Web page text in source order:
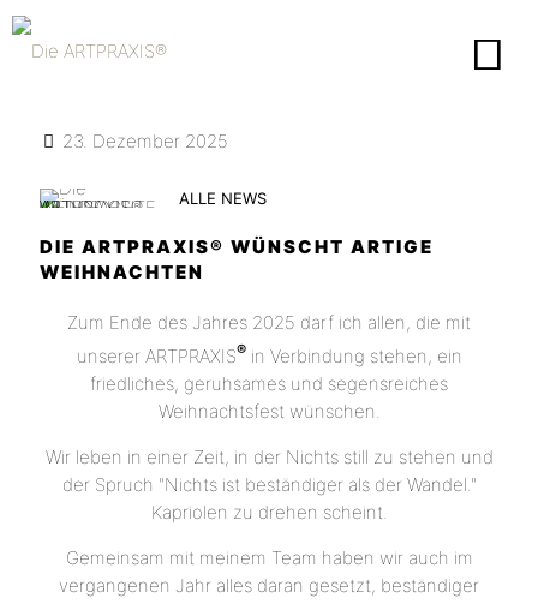
23. Dezember 2025
ALLE NEWS
DIE ARTPRAXIS® WÜNSCHT ARTIGE
WEIHNACHTEN
Zum Ende des Jahres 2025 darf ich allen, die mit
unserer ARTPRAXIS®in Verbindung stehen, ein
friedliches, geruhsames und segensreiches
Weihnachtsfest wünschen.
Wir leben in einer Zeit, in der Nichts still zu stehen und
der Spruch "Nichts ist beständiger als der Wandel."
Kapriolen zu drehen scheint.
Gemeinsam mit meinem Team haben wir auch im
vergangenen Jahr alles daran gesetzt, beständiger